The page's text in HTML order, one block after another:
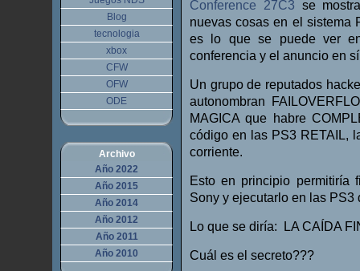
Conference 27C3 se
nuevas cosas en el sistema
es lo que se puede ver
conferencia y el anuncio en
Un grupo de reputados
autonombran
MAGICA que habre
código en las PS3 RETAIL,
corriente.
Esto en principio permitiría
Sony y ejecutarlo en las
Lo que se diría: LA CAÍDA
Cuál es el secreto???
Blog
tecnologia
xbox
CFW
OFW
ODE
Archivo
Año 2022
Año 2015
Año 2014
Año 2012
Año 2011
Año 2010